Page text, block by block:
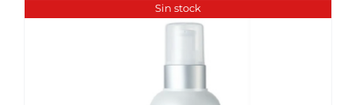
Sin stock